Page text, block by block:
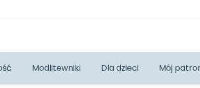
Modlitewniki Dla dzieci Mój